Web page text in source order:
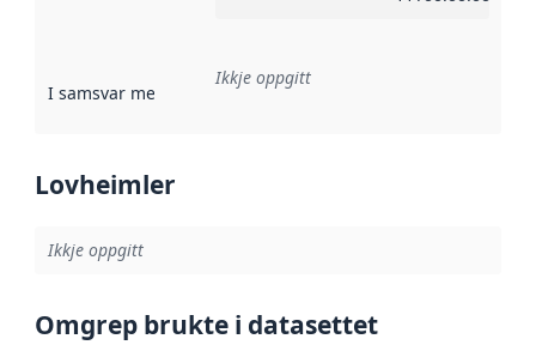
I samsvar med Referanse til ei implementeringsregel eller
Ikkje oppgitt
Lovheimler
Ikkje oppgitt
Omgrep brukte i datasettet